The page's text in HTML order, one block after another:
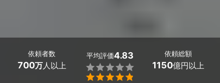
依頼者数
700万人以上
平均評価4.83


依頼総額
1150億円以上